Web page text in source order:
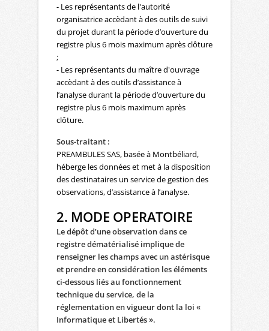
- Les représentants de l'autorité
organisatrice accèdant à des outils de suivi
du projet durant la période d’ouverture du
registre plus 6 mois maximum après clôture
;
- Les représentants du maître d'ouvrage
accèdant à des outils d’assistance à
l’analyse durant la période d’ouverture du
registre plus 6 mois maximum après
clôture.
Sous-traitant :
PREAMBULES SAS, basée à Montbéliard,
héberge les données et met à la disposition
des destinataires un service de gestion des
observations, d’assistance à l’analyse.
2. MODE OPERATOIRE
Le dépôt d’une observation dans ce
registre dématérialisé implique de
renseigner les champs avec un astérisque
et prendre en considération les éléments
ci-dessous liés au fonctionnement
technique du service, de la
réglementation en vigueur dont la loi «
Informatique et Libertés ».